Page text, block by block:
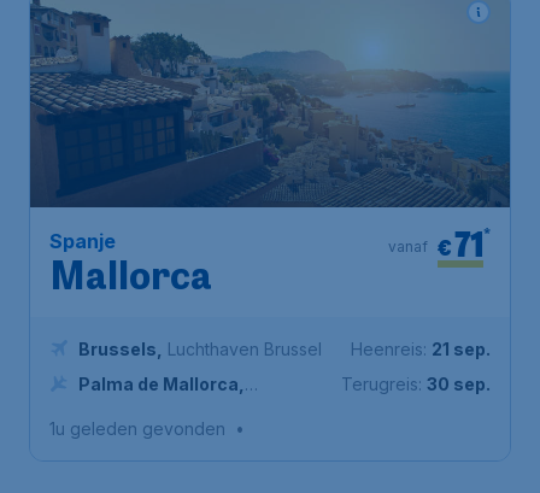
Spanje
Mallorca
€71*
vanaf
Brussels
Luchthaven Brussel
Palma de Mallorca
Heenreis: 21 sep.
Terugreis: 30 sep.
1u geleden gevonden •